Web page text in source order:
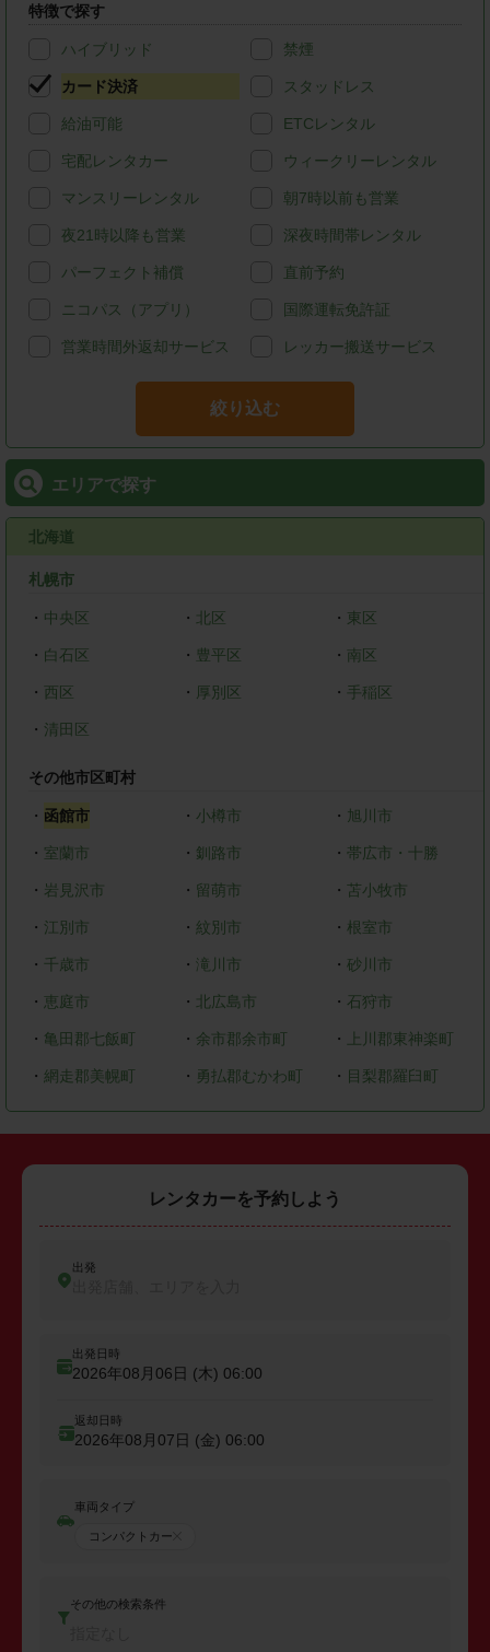
特徴で探す
ハイブリッド 禁煙
カード決済 スタッドレス
給油可能 ETCレンタル
宅配レンタカー ウィークリーレンタル
マンスリーレンタル 朝7時以前も営業
夜21時以降も営業 深夜時間帯レンタル
パーフェクト補償 直前予約
ニコパス（アプリ） 国際運転免許証
営業時間外返却サービス レッカー搬送サービス
絞り込む
エリアで探す
北海道
札幌市
・ 中央区 ・ 北区 ・ 東区
・ 白石区 ・ 豊平区 ・ 南区
・ 西区 ・ 厚別区 ・ 手稲区
・ 清田区
その他市区町村
・ 函館市 ・ 小樽市 ・ 旭川市
・ 室蘭市 ・ 釧路市 ・ 帯広市・十勝
・ 岩見沢市 ・ 留萌市 ・苫小牧市
・ 江別市 ・ 紋別市 ・ 根室市
・ 千歳市 ・ 滝川市 ・砂川市
・ 恵庭市 ・ 北広島市 ・ 石狩市
・ 亀田郡七飯町 ・ 余市郡余市町 ・ 上川郡東神楽町
・ 網走郡美幌町 ・ 勇払郡むかわ町 ・ 目梨郡羅臼町
レンタカーを予約しよう
出発
出発日時
2026年08月06日 (木) 06:00
返却日時
2026年08月07日 (金) 06:00
車両タイプ
コンパクトカー
その他の検索条件